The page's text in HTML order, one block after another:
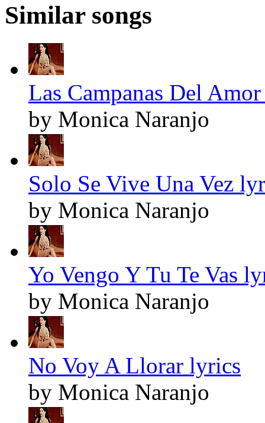
Similar songs
Las Campanas Del
by Monica Naranjo
Solo Se Vive Una Vez
by Monica Naranjo
Yo Vengo Y Tu Te Vas
by Monica Naranjo
No Voy A Llorar lyrics
by Monica Naranjo